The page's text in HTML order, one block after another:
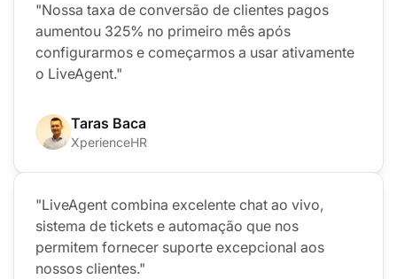
"Nossa taxa de conversão de clientes pagos
aumentou 325% no primeiro mês após
configurarmos e começarmos a usar ativamente
o LiveAgent."
Taras Baca
XperienceHR
"LiveAgent combina excelente chat ao vivo,
sistema de tickets e automação que nos
permitem fornecer suporte excepcional aos
nossos clientes."